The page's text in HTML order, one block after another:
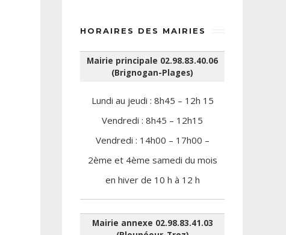
HORAIRES DES MAIRIES
Mairie principale 02.98.83.40.06
(Brignogan-Plages)
Lundi au jeudi : 8h45 – 12h 15
Vendredi : 8h45 – 12h15
Vendredi : 14h00 – 17h00 –
2ème et 4ème samedi du mois
en hiver de 10 h à 12 h
Mairie annexe 02.98.83.41.03